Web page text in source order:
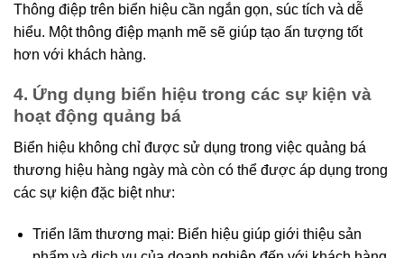
Thông điệp trên biển hiệu cần ngắn gọn, súc tích và dễ
hiểu. Một thông điệp mạnh mẽ sẽ giúp tạo ấn tượng tốt
hơn với khách hàng.
4. Ứng dụng biển hiệu trong các sự kiện và
hoạt động quảng bá
Biển hiệu không chỉ được sử dụng trong việc quảng bá
thương hiệu hàng ngày mà còn có thể được áp dụng trong
các sự kiện đặc biệt như:
Triển lãm thương mại: Biển hiệu giúp giới thiệu sản